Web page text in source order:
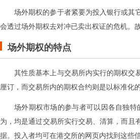
场外期权的参于者紧要为投入银行或其
会透过场外期权去对冲已卖出权证的危机。
场外期权的特点
其性质基本上与交易所内实行的期权交
厘订，而交易所内的期权合约则是以标准化
场外期权市场的参与者可以因各自独
为，均是通过交易所实行交易、清算，而
据。投入者均可在港交所的网页内找到这些信